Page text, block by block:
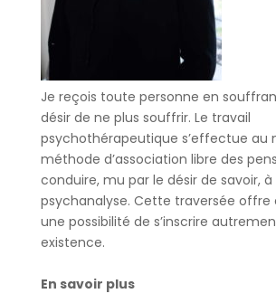
Je reçois toute personne en
désir de ne plus souffrir. Le travail
psychothérapeutique s’effectue au
méthode d’association libre des
conduire, mu par le désir de savoir, à
psychanalyse. Cette traversée offre
une possibilité de s’inscrire
existence.
En savoir plus